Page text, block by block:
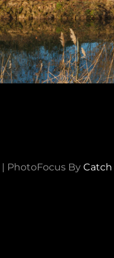
| PhotoFocus By Catch